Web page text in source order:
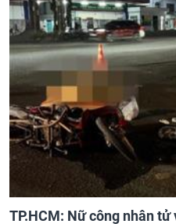
TP.HCM: Nữ công nhân